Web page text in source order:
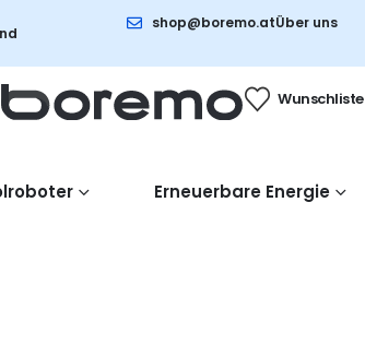
shop@boremo.atÜber uns
Wunschliste
Erneuerbare Energie